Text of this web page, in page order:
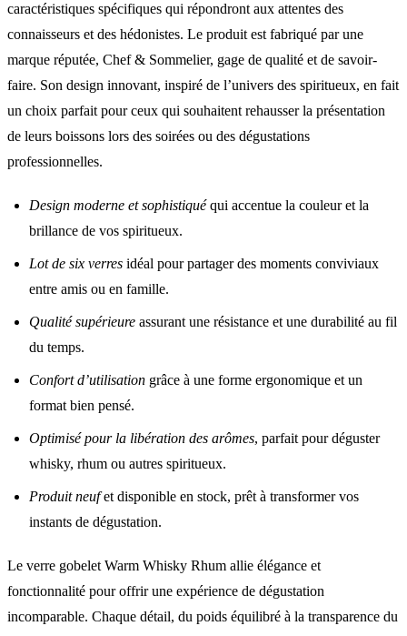
caractéristiques spécifiques qui répondront aux attentes des
connaisseurs et des hédonistes. Le produit est fabriqué par une
marque réputée, Chef & Sommelier, gage de qualité et de savoir-
faire. Son design innovant, inspiré de l’univers des spiritueux, en fait
un choix parfait pour ceux qui souhaitent rehausser la présentation
de leurs boissons lors des soirées ou des dégustations
professionnelles.
Design moderne et sophistiquéqui accentue la couleur et la
brillance de vos spiritueux.
Lot de six verres idéal pour partager des moments conviviaux
entre amis ou en famille.
Qualité supérieure assurant une résistance et une durabilité au fil
du temps.
Confort d’utilisation grâce à une forme ergonomique et un
format bien pensé.
Optimisé pour la libération des arômes, parfait pour déguster
whisky, rhum ou autres spiritueux.
Produit neufet disponible en stock, prêt à transformer vos
instants de dégustation.
Le verre gobelet Warm Whisky Rhum allie élégance et
fonctionnalité pour offrir une expérience de dégustation
incomparable. Chaque détail, du poids équilibré à la transparence du